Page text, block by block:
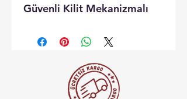
Güvenli Kilit Mekanizmalı